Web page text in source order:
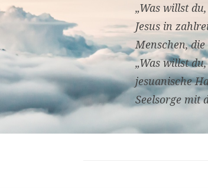
„Was willst
Jesus in
Menschen,
„Was willst
jesuanische
Seelsorge mit